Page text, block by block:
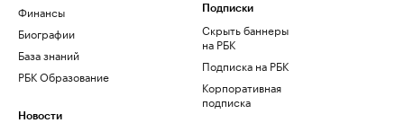
Финансы
Биографии
База знаний
РБК Образование
Новости
Подписки
Скрыть баннеры
на РБК
Подписка на РБК
Корпоративная
подписка